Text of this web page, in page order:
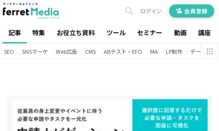
記事 特集 お役立ち資料 ツール セミナー 動画 講座
ログイン 会員登録
SEO SNSマーケ Web広告 CMS ABテスト・EFO MA LP制作 データ分析